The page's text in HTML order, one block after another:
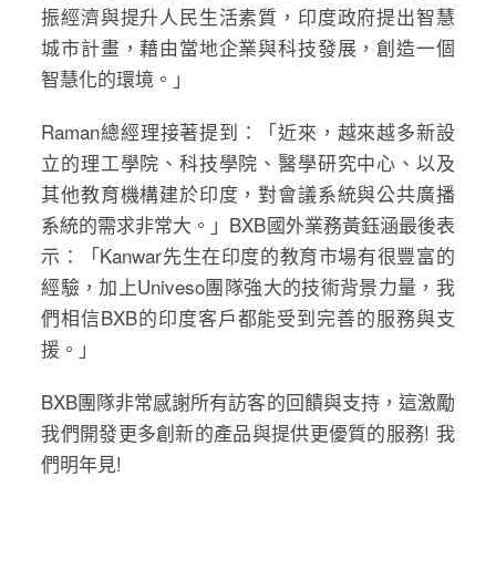
振經濟與提升人民生活素質，印度政府提出智慧
城市計畫，藉由當地企業與科技發展，創造一個
智慧化的環境。」
Raman總經理接著提到：「近來，越來越多新設
立的理工學院、科技學院、醫學研究中心、以及
其他教育機構建於印度，對會議系統與公共廣播
系統的需求非常大。」BXB國外業務黃鈺涵最後表
示：「Kanwar先生在印度的教育市場有很豐富的
經驗，加上Univeso團隊強大的技術背景力量，我
們相信BXB的印度客戶都能受到完善的服務與支
援。」
BXB團隊非常感謝所有訪客的回饋與支持，這激勵
我們開發更多創新的產品與提供更優質的服務! 我
們明年見!